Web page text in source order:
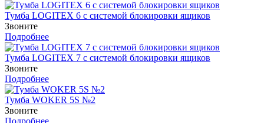
Тумба LOGITEX 6 с системой блокировки ящиков
Звоните
Подробнее
Тумба LOGITEX 7 с системой блокировки ящиков
Звоните
Подробнее
Тумба WOKER 5S №2
Звоните
Подробнее